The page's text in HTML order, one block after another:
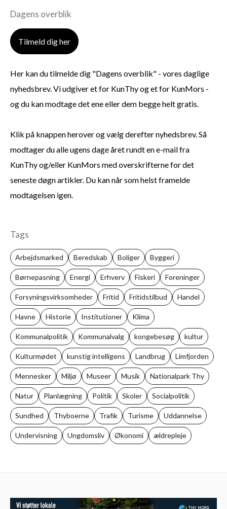
Dagens overblik
Tilmeld dig her
Her kan du tilmelde dig "Dagens overblik" - vores daglige
nyhedsbrev. Vi udgiver et for KunThy og et for KunMors -
og du kan modtage det ene eller dem begge helt gratis.
Klik på knappen herover og vælg derefter nyhedsbrev. Så
modtager du alle ugens dage året rundt en e-mail fra
KunThy og/eller KunMors med overskrifterne for det
seneste døgn artikler. Du kan når som helst framelde
modtagelsen igen.
Tags
Arbejdsmarked Beredskab Boliger Byggeri
Børnepasning Energi Erhverv Fiskeri Foreninger
Forsyningsvirksomheder Fritid Fritidstilbud Handel
Havne Historie Institutioner Klima
Kommunalpolitik Kommunalvalg kongebesøg kultur
Kulturmødet kunstig intelligens Landbrug Limfjorden
Mennesker Miljø Museer Musik Nationalpark Thy
Natur Planlægning Politik Skoler Socialpolitik
Sundhed Thyboerne Trafik Turisme Uddannelse
Undervisning Ungdomsliv Økonomi ældrepleje